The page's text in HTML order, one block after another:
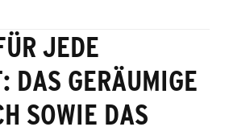
JEDE
DAS GERÄUMIGE
SOWIE DAS